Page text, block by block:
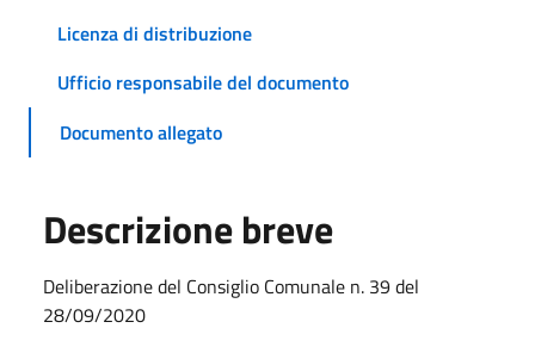
Licenza di distribuzione
Ufficio responsabile del documento
Documento allegato
Descrizione breve
Deliberazione del Consiglio Comunale n. 39 del
28/09/2020